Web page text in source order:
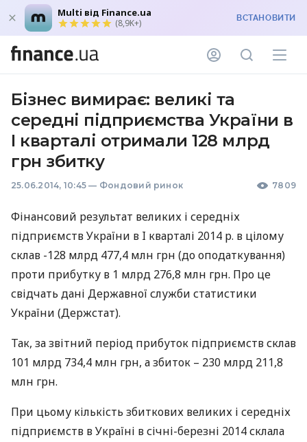
Multi від Finance.ua
(8,9K+) ВСТАНОВИТИ
Бізнес вимирає: великі та
середні підприємства України в
I кварталі отримали 128 млрд
грн збитку
25.06.2014, 10:45 — Фондовий ринок 7809
Фінансовий результат великих і середніх
підприємств України в I кварталі 2014 р. в цілому
склав -128 млрд 477,4 млн грн (до оподаткування)
проти прибутку в 1 млрд 276,8 млн грн. Про це
свідчать дані Державної служби статистики
України (Держстат).
Так, за звітний період прибуток підприємств склав
101 млрд 734,4 млн грн, а збиток – 230 млрд 211,8
млн грн.
При цьому кількість збиткових великих і середніх
підприємств в Україні в січні-березні 2014 склала